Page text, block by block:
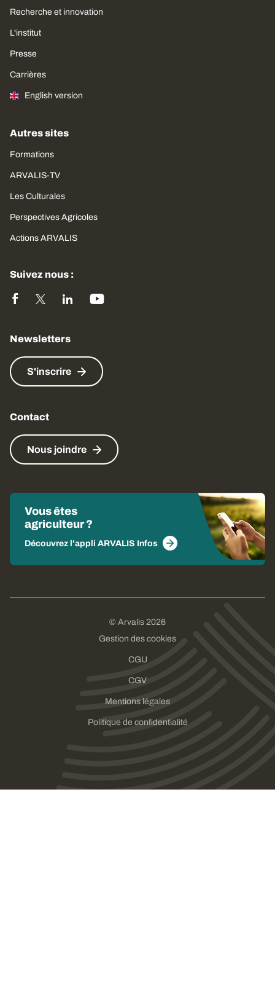
Recherche et innovation
L'institut
Presse
Carrières
English version
Autres sites
Formations
ARVALIS-TV
Les Culturales
Perspectives Agricoles
Actions ARVALIS
Suivez nous :
Newsletters
S'inscrire
Contact
Nous joindre
Vous êtes
agriculteur ?
Découvrez l'appli ARVALIS Infos
© Arvalis 2026
Gestion des cookies
CGU
CGV
Mentions légales
Politique de confidentialité